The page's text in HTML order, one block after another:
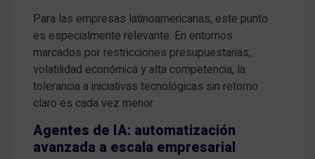
Para las empresas latinoamericanas, este punto
es especialmente relevante. En entornos
marcados por restricciones presupuestarias,
volatilidad económica y alta competencia, la
tolerancia a iniciativas tecnológicas sin retorno
claro es cada vez menor.
Agentes de IA: automatización
avanzada a escala empresarial